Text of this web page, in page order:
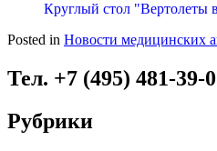
Круглый стол "Вертолеты
Posted in Новости медицинских
Тел. +7 (495) 481-
Рубрики